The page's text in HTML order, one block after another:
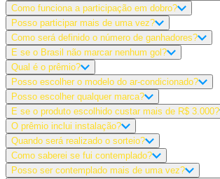
Como funciona a participação em dobro?
Posso participar mais de uma vez?
Como será definido o número de ganhadores?
E se o Brasil não marcar nenhum gol?
Qual é o prêmio?
Posso escolher o modelo do ar-condicionado?
Posso escolher qualquer marca?
E se o produto escolhido custar mais de R$ 3.000?
O prêmio inclui instalação?
Quando será realizado o sorteio?
Como saberei se fui contemplado?
Posso ser contemplado mais de uma vez?